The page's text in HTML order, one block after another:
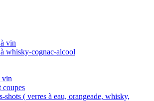
vin
whisky-cognac-alcool
vin
coupes
shots ( verres à eau, orangeade, whisky,